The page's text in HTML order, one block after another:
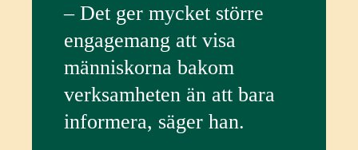
– Det ger mycket större
engagemang att visa
människorna bakom
verksamheten än att bara
informera, säger han.